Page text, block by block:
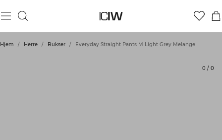
Hjem / Herre / Bukser / Everyday Straight Pants M Light Grey Melange
0 / 0